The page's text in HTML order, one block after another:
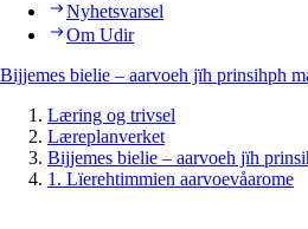
Nyhetsvarsel
Om Udir
Bijjemes bielie – aarvoeh jïh prinsihph
Læring og trivsel
Læreplanverket
Bijjemes bielie – aarvoeh jïh
1. Lïerehtimmien aarvoevåarome